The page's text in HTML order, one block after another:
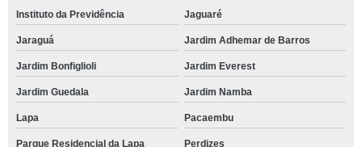
Instituto da Previdência Jaguaré
Jaraguá Jardim Adhemar de Barros
Jardim Bonfiglioli Jardim Everest
Jardim Guedala Jardim Namba
Lapa Pacaembu
Parque Residencial da Lapa Perdizes